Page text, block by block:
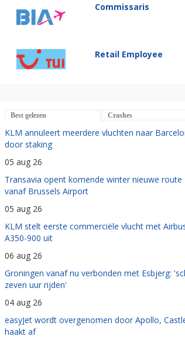
Commissaris
Retail Employee
Best gelezen Crashes
KLM annuleert meerdere vluchten naar
door staking
05 aug 26
Transavia opent komende winter nieuwe route
vanaf Brussels Airport
05 aug 26
KLM stelt eerste commerciële vlucht met
A350-900 uit
06 aug 26
Groningen vanaf nu verbonden met Esbjerg:
zeven uur rijden'
04 aug 26
easyJet wordt overgenomen door Apollo,
haakt af